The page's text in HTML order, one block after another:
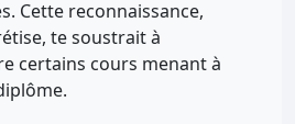
Cette reconnaissance,
te soustrait à
certains cours menant à